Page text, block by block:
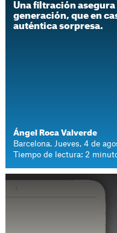
Una filtración asegura
generación, que en
auténtica sorpresa.
Ángel Roca Valverde
Barcelona. Jueves, 4 de
Tiempo de lectura: 2